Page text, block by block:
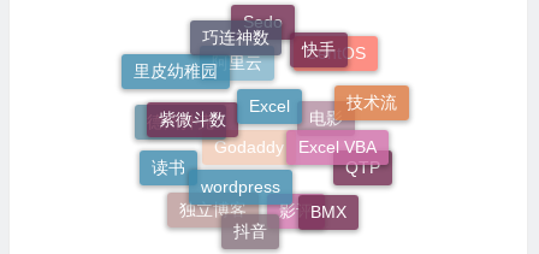
阿里云
Sedo
CentOS
电影
Godaddy
德州扑克
里皮幼稚园
巧连神数
快手
技术流
QTP
影评
独立博客
读书
紫微斗数
Excel
Excel VBA
BMX
抖音
wordpress